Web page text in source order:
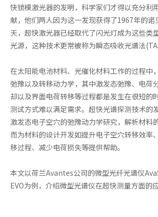
快锁模激光器的发明，科学家们才得以充分利
献，他们两人因为这一发现获得了1967年的诺
天，超快激光器已经取代了闪光灯成为这些类
光源，这种技术更常被称为瞬态吸收光谱法
在太阳能电池材料、光催化材料工作的过程中
弛豫以及转移动力学，其中激发态弛豫、电荷
却以及界面电荷转移等过程都是发生在很短的
测试方式难以满足需求。超快光谱探测技术的
激发态电子空穴的弛豫动力学研究，解析材料
而为材料的设计开发如提升电子空穴转移效率
移过程、减少电荷损失等提供帮助。
本文以荷兰Avantes公司的微型光纤光谱仪
EVO为例，介绍微型光谱仪在超快测量方面的应